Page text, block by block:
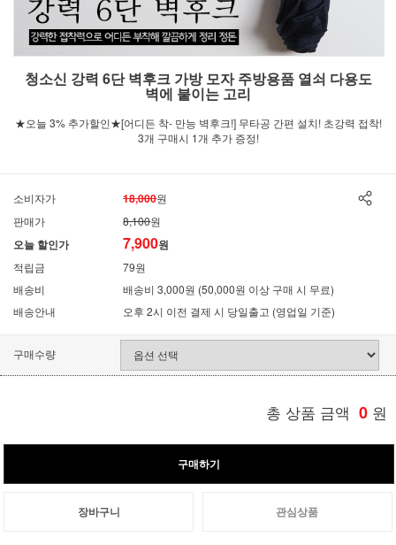
청소신 강력 6단 벽후크 가방 모자 주방용품 열쇠 다용도
벽에 붙이는 고리
★오늘 3% 추가할인★[어디든 착- 만능 벽후크!] 무타공 간편 설치! 초강력 접착!
3개 구매시 1개 추가 증정!
소비자가 18,000원
판매가
8,100원
오늘 할인가 7,900원
적립금
79원
배송비
배송비 3,000원 (50,000원 이상 구매 시 무료)
배송안내
오후 2시 이전 결제 시 당일출고 (영업일 기준)
구매수량
총 상품 금액 0 원
구매하기
장바구니 관심상품